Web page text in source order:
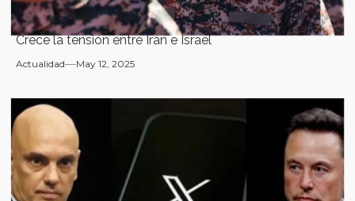
Crece la tensión entre Irán e Israel
Actualidad May 12, 2025